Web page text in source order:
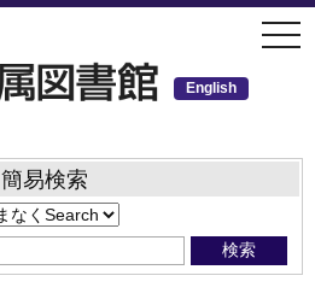
English
簡易検索